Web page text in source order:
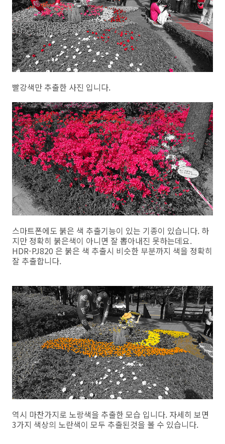
빨강색만 추출한 사진 입니다.
스마트폰에도 붉은 색 추출기능이 있는 기종이 있습니다. 하
지만 정확히 붉은색이 아니면 잘 뽑아내진 못하는데요.
HDR-PJ820 은 붉은 색 추출시 비슷한 부분까지 색을 정확히
잘 추출합니다.
역시 마찬가지로 노랑색을 추출한 모습 입니다. 자세히 보면
3가지 색상의 노란색이 모두 추출된것을 볼 수 있습니다.